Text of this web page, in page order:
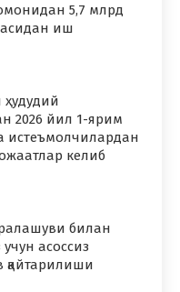
5,7 млрд
иш
2026 йил 1-ярим
истеъмолчилардан
келиб
билан
асоссиз
қайтарилиши